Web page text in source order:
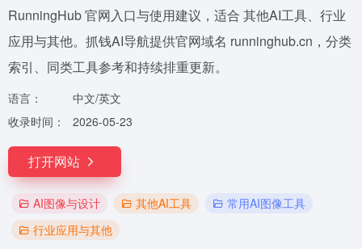
RunningHub 官网入口与使用建议，适合 其他AI工具、行业
应用与其他。抓钱AI导航提供官网域名 runninghub.cn，分类
索引、同类工具参考和持续排重更新。
语言：
中文/英文
收录时间：
2026-05-23
打开网站
AI图像与设计 其他AI工具
常用AI图像工具
行业应用与其他